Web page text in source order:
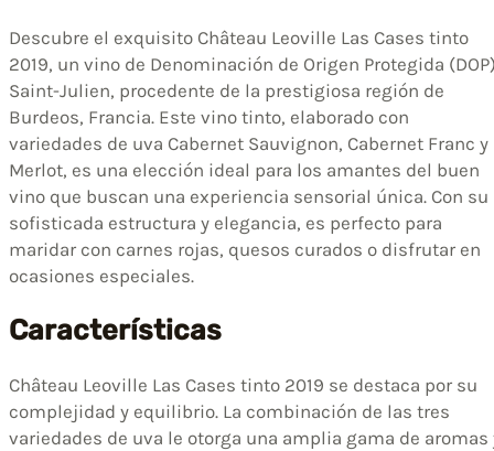
Descubre el exquisito Château Leoville Las Cases tinto
2019, un vino de Denominación de Origen Protegida
Saint-Julien, procedente de la prestigiosa región de
Burdeos, Francia. Este vino tinto, elaborado con
variedades de uva Cabernet Sauvignon, Cabernet Franc y
Merlot, es una elección ideal para los amantes del buen
vino que buscan una experiencia sensorial única. Con su
sofisticada estructura y elegancia, es perfecto para
maridar con carnes rojas, quesos curados o disfrutar en
ocasiones especiales.
Características
Château Leoville Las Cases tinto 2019 se destaca por su
complejidad y equilibrio. La combinación de las tres
variedades de uva le otorga una amplia gama de aromas